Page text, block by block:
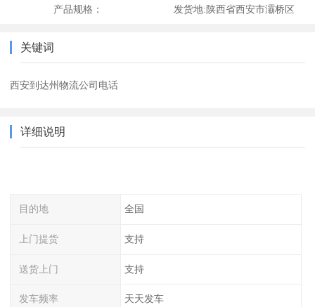
产品规格： 发货地:陕西省西安市灞桥区
关键词
西安到达州物流公司电话
详细说明
目的地 全国
上门提货 支持
送货上门 支持
发车频率 天天发车